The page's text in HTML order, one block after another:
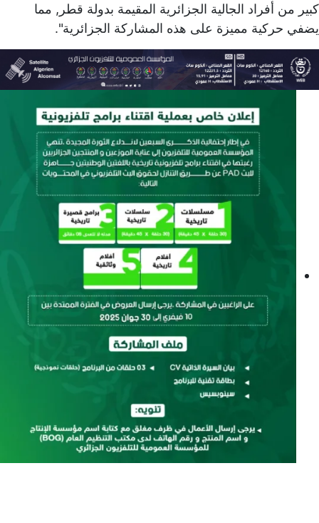
كبير من أفراد الجالية الجزائرية المقيمة بدولة قطر, مما
يضفي حركية مميزة على هذه المشاركة الجزائرية".